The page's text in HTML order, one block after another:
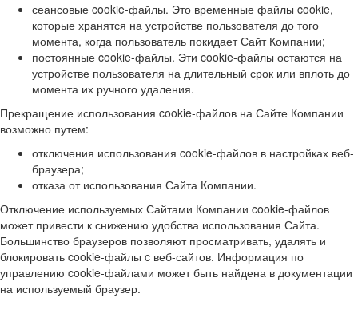
сеансовые cookie-файлы. Это временные файлы cookie,
которые хранятся на устройстве пользователя до того
момента, когда пользователь покидает Сайт Компании;
постоянные cookie-файлы. Эти cookie-файлы остаются на
устройстве пользователя на длительный срок или вплоть до
момента их ручного удаления.
Прекращение использования cookie-файлов на Сайте Компании
возможно путем:
отключения использования cookie-файлов в настройках веб-
браузера;
отказа от использования Сайта Компании.
Отключение используемых Сайтами Компании cookie-файлов
может привести к снижению удобства использования Сайта.
Большинство браузеров позволяют просматривать, удалять и
блокировать cookie-файлы c веб-сайтов. Информация по
управлению cookie-файлами может быть найдена в документации
на используемый браузер.